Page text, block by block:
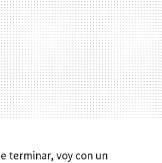
terminar, voy con un